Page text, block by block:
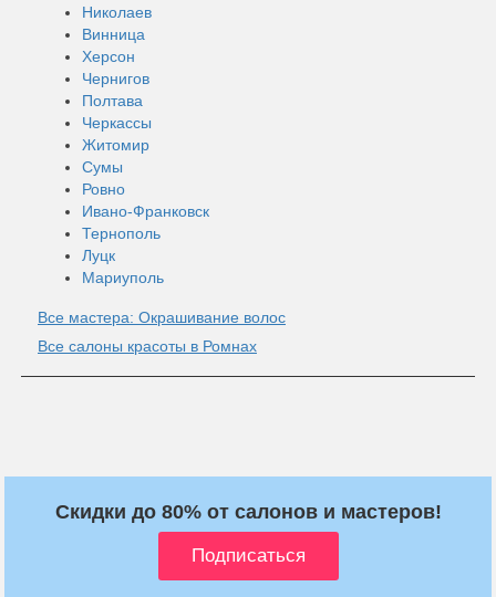
Николаев
Винница
Херсон
Чернигов
Полтава
Черкассы
Житомир
Сумы
Ровно
Ивано-Франковск
Тернополь
Луцк
Мариуполь
Все мастера: Окрашивание волос
Все салоны красоты в Ромнах
Скидки до 80% от салонов и мастеров!